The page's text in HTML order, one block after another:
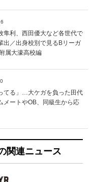
隼利、西田優大など各世代で
出／出身校別で見るBリーガ
属大濠高校編
てる」…大ケガを負った田代
メートやOB、同級生から応
関連ニュース